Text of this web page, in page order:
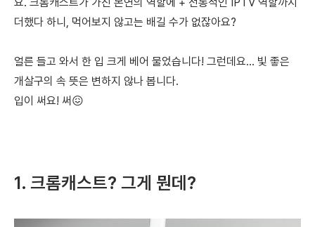
더했다 하니, 먹어보지 않고는 배길 수가 없잖아요?
얼른 들고 와서 한 입 크게 베어 물었습니다! 그런데요... 빛 좋은
개살구의 속 뜻은 변하지 않나 봅니다.
입이 써요! 써😖
1. 크롬캐스트? 그게 뭔데?